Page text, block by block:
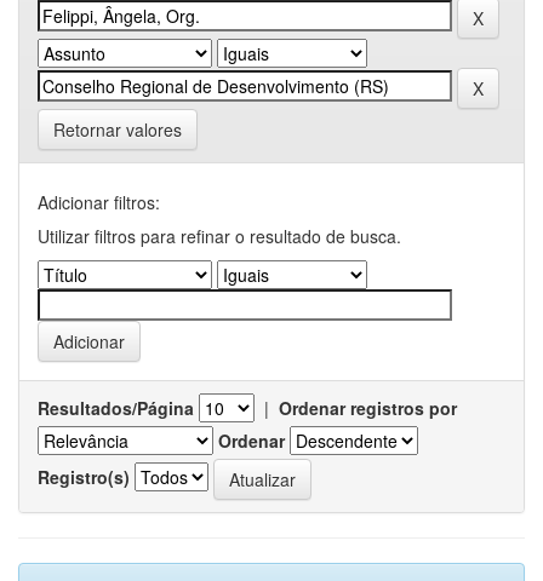
Retornar valores
Adicionar filtros:
Utilizar filtros para refinar o resultado de busca.
Resultados/Página | Ordenar registros por
Ordenar
Registro(s)